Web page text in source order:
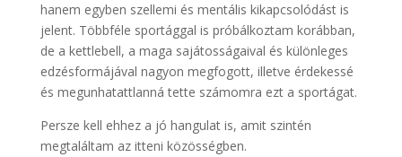
hanem egyben szellemi és mentális kikapcsolódást is
jelent. Többféle sportággal is próbálkoztam korábban,
de a kettlebell, a maga sajátosságaival és különleges
edzésformájával nagyon megfogott, illetve érdekessé
és megunhatattlanná tette számomra ezt a sportágat.
Persze kell ehhez a jó hangulat is, amit szintén
megtaláltam az itteni közösségben.